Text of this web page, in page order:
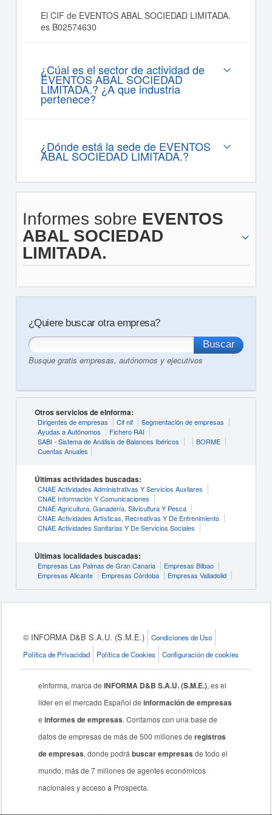
El CIF de EVENTOS ABAL SOCIEDAD LIMITADA.
es B02574630
¿Cúal es el sector de actividad de
EVENTOS ABAL SOCIEDAD
LIMITADA.? ¿A que industria
pertenece?
¿Dónde está la sede de EVENTOS
ABAL SOCIEDAD LIMITADA.?
Informes sobre EVENTOS
ABAL SOCIEDAD
LIMITADA.
¿Quiere buscar otra empresa?
Busque gratis empresas, autónomos y ejecutivos
Otros servicios de eInforma:
Dirigentes de empresas Cif nif
Segmentación de empresas
Ayudas a Autónomos
Fichero RAI
SABI - Sistema de Análisis de Balances Ibéricos
BORME
Cuentas Anuales
Últimas actividades buscadas:
CNAE Actividades Administrativas Y Servicios Auxliares
CNAE Información Y Comunicaciones
CNAE Agricultura, Ganadería, Silvicultura Y Pesca
CNAE Actividades Artísticas, Recreativas Y De Entrenimiento
CNAE Actividades Sanitarias Y De Servicios Sociales
Últimas localidades buscadas:
Empresas Las Palmas de Gran Canaria
Empresas Bilbao
Empresas Alicante
Empresas Córdoba Empresas Valladolid
© INFORMA D&B S.A.U. (S.M.E.)
Condiciones de Uso
Política de Privacidad
Política de Cookies Configuración de cookies
eInforma, marca deINFORMA D&B S.A.U. (S.M.E.), es el
líder en el mercado Español deinformación de empresas
einformes de empresas. Contamos con una base de
datos de empresas de más de 500 millones deregistros
de empresas, donde podrábuscar empresas de todo el
mundo, más de 7 millones de agentes económicos
nacionales y acceso a Prospecta.